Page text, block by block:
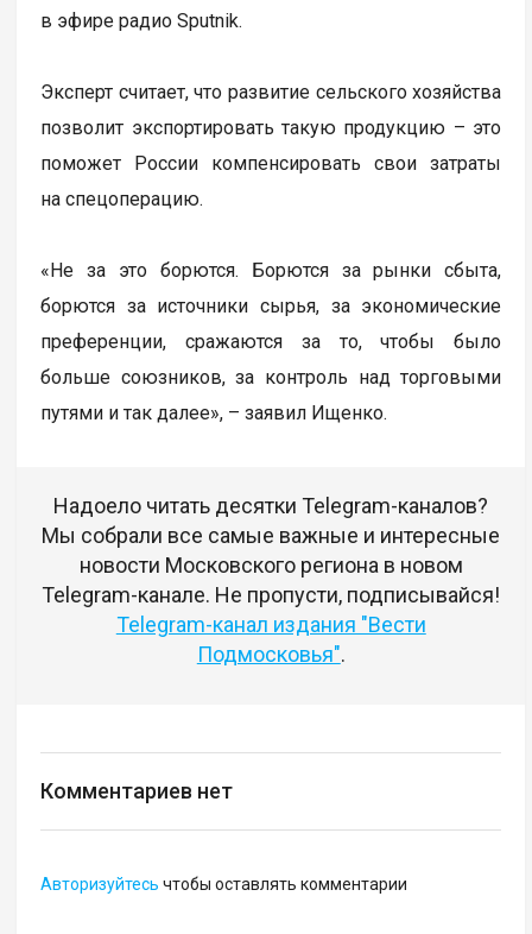
в эфире радио Sputnik.
Эксперт считает, что развитие сельского хозяйства
позволит экспортировать такую продукцию – это
поможет России компенсировать свои затраты
на спецоперацию.
«Не за это борются. Борются за рынки сбыта,
борются за источники сырья, за экономические
преференции, сражаются за то, чтобы было
больше союзников, за контроль над торговыми
путями и так далее», – заявил Ищенко.
Надоело читать десятки Telegram-каналов?
Мы собрали все самые важные и интересные
новости Московского региона в новом
Telegram-канале. Не пропусти, подписывайся!
Telegram-канал издания "Вести
Подмосковья".
Комментариев нет
Авторизуйтесь чтобы оставлять комментарии